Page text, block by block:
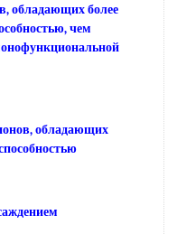
обладающих более
чем
обладающих